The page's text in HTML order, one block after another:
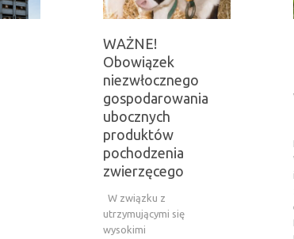
WAŻNE!
Obowiązek
niezwłocznego
gospodarowania
ubocznych
produktów
pochodzenia
zwierzęcego
W związku z
utrzymującymi się
wysokimi